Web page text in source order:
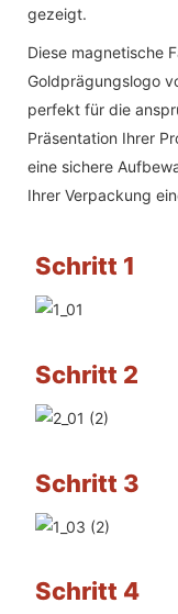
gezeigt.
Diese magnetische
Goldprägungslogo
perfekt für die
Präsentation Ihrer
eine sichere
Ihrer Verpackung
Schritt 1
Schritt 2
Schritt 3
Schritt 4